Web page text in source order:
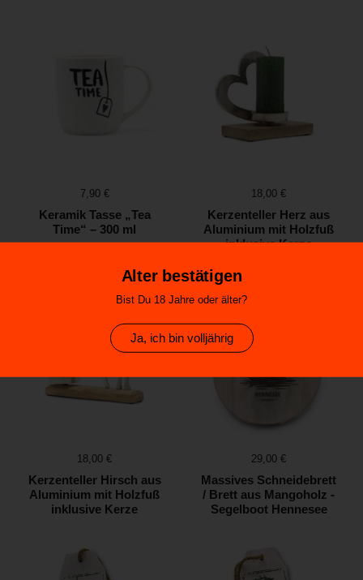
Preis:
7,90 €
Keramik Tasse „Tea
Time“ – 300 ml
Preis:
18,00 €
Kerzenteller Herz aus
Aluminium mit Holzfuß
inklusive Kerze
Preis:
18,00 €
Kerzenteller Hirsch aus
Aluminium mit Holzfuß
inklusive Kerze
Preis:
29,00 €
Massives Schneidebrett
/ Brett aus Mangoholz -
Segelboot Hennesee
Alter bestätigen
Bist Du 18 Jahre oder älter?
Ja, ich bin volljährig